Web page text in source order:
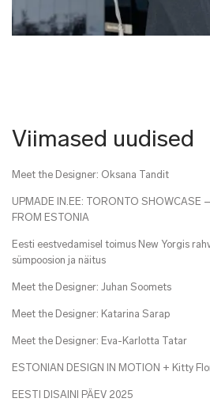
Viimased uudised
Meet the Designer: Oksana Tandit
UPMADE IN.EE: TORONTO SHOWCASE
FROM ESTONIA
Eesti eestvedamisel toimus New Yorgis
sümpoosion ja näitus
Meet the Designer: Juhan Soomets
Meet the Designer: Katarina Sarap
Meet the Designer: Eva-Karlotta Tatar
ESTONIAN DESIGN IN MOTION + Kitty
EESTI DISAINI PÄEV 2025